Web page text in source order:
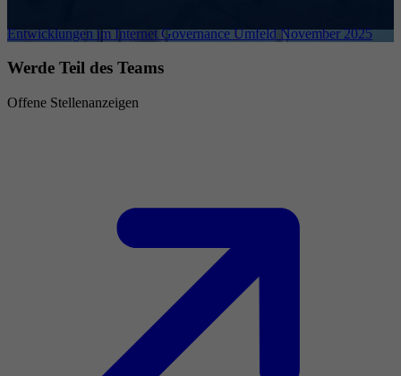
Entwicklungen im Internet Governance Umfeld November 2025
Werde Teil des Teams
Offene Stellenanzeigen